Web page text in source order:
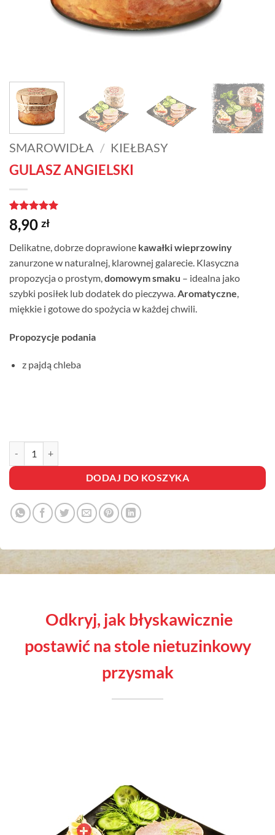
SMAROWIDŁA / KIEŁBASY
GULASZ ANGIELSKI
Oceniony
na 5 na
1
oceny
8,90 zł
Delikatne, dobrze doprawione kawałki wieprzowiny
zanurzone w naturalnej, klarownej galarecie. Klasyczna
propozycja o prostym,domowym smaku – idealna jako
szybki posiłek lub dodatek do pieczywa.Aromatyczne,
miękkie i gotowe do spożycia w każdej chwili.
Propozycje podania
z pajdą chleba
DODAJ DO KOSZYKA
odkryj, jak błyskawicznie
postawić na stole nietuzinkowy
przysmak